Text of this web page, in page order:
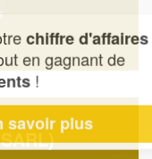
d'affaireset
de
plus